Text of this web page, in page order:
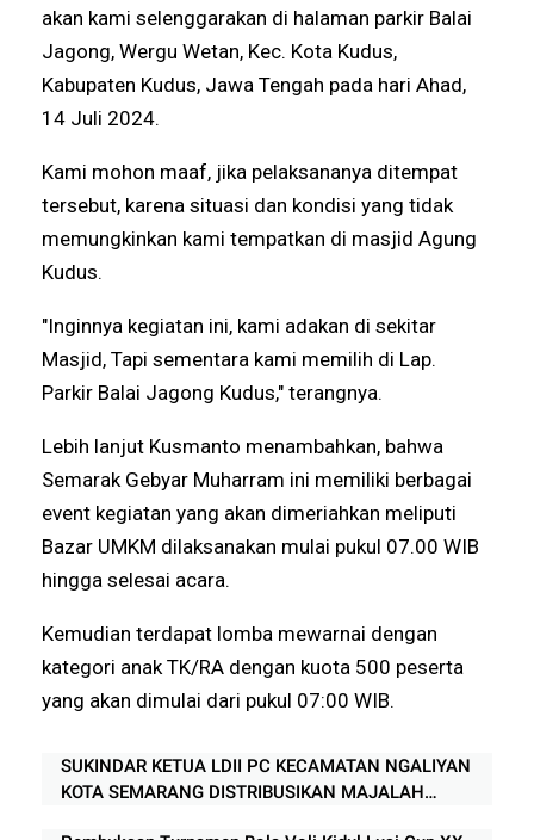
akan kami selenggarakan di halaman parkir Balai
Jagong, Wergu Wetan, Kec. Kota Kudus,
Kabupaten Kudus, Jawa Tengah pada hari Ahad,
14 Juli 2024.
Kami mohon maaf, jika pelaksananya ditempat
tersebut, karena situasi dan kondisi yang tidak
memungkinkan kami tempatkan di masjid Agung
Kudus.
"Inginnya kegiatan ini, kami adakan di sekitar
Masjid, Tapi sementara kami memilih di Lap.
Parkir Balai Jagong Kudus," terangnya.
Lebih lanjut Kusmanto menambahkan, bahwa
Semarak Gebyar Muharram ini memiliki berbagai
event kegiatan yang akan dimeriahkan meliputi
Bazar UMKM dilaksanakan mulai pukul 07.00 WIB
hingga selesai acara.
Kemudian terdapat lomba mewarnai dengan
kategori anak TK/RA dengan kuota 500 peserta
yang akan dimulai dari pukul 07:00 WIB.
SUKINDAR KETUA LDII PC KECAMATAN NGALIYAN
KOTA SEMARANG DISTRIBUSIKAN MAJALAH